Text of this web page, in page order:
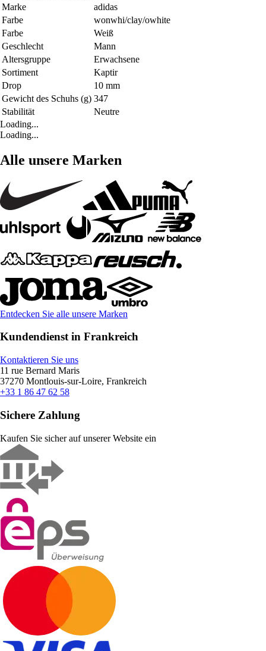
Marke
adidas
Farbe
wonwhi/clay/owhite
Farbe
Weiß
Geschlecht
Mann
Altersgruppe
Erwachsene
Sortiment
Kaptir
Drop
10 mm
Gewicht des Schuhs (g) 347
Stabilität
Neutre
Loading...
Loading...
Alle unsere Marken
Entdecken Sie alle unsere Marken
Kundendienst in Frankreich
Kontaktieren Sie uns
11 rue Bernard Maris
37270 Montlouis-sur-Loire, Frankreich
+33 1 86 47 62 58
Sichere Zahlung
Kaufen Sie sicher auf unserer Website ein